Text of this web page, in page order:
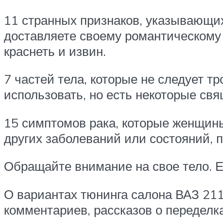
11 странных признаков,
доставляете своему
краснеть и извин.
7 частей тела, которые не следует
использовать, но есть некоторые
15 симптомов рака, которые
других заболеваний или состояний,
Обращайте внимание на свое тело.
О вариантах тюнинга салона ВАЗ
комментариев, рассказов о